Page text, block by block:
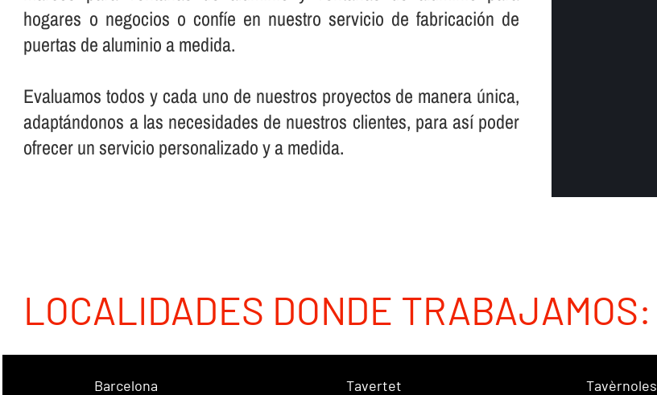
hogares o negocios o confí­e en nuestro servicio de fabricación de
puertas de aluminio a medida.
Evaluamos todos y cada uno de nuestros proyectos de manera única,
adaptándonos a las necesidades de nuestros clientes, para así­ poder
ofrecer un servicio personalizado y a medida.
LOCALIDADES DONDE TRABAJAMOS:
Barcelona Tavertet Tavèrnoles